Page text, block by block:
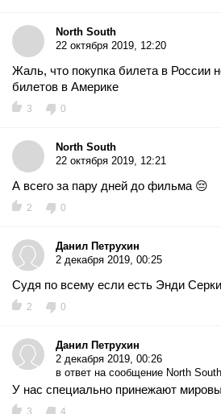
North South
22 октября 2019, 12:20
Жаль, что покупка билета в России
билетов в Америке
3 0
North South
22 октября 2019, 12:21
А всего за пару дней до фильма 😔
2 0
Данил Петрухин
2 декабря 2019, 00:25
Судя по всему если есть Энди
2 0
Данил Петрухин
2 декабря 2019, 00:26
в ответ на сообщение North
У нас специально принежают